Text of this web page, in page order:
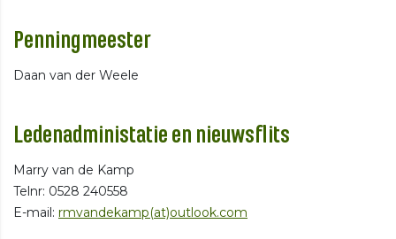
Penningmeester
Daan van der Weele
Ledenadministatie en nieuwsflits
Marry van de Kamp
Telnr: 0528 240558
E-mail: rmvandekamp(at)outlook.com